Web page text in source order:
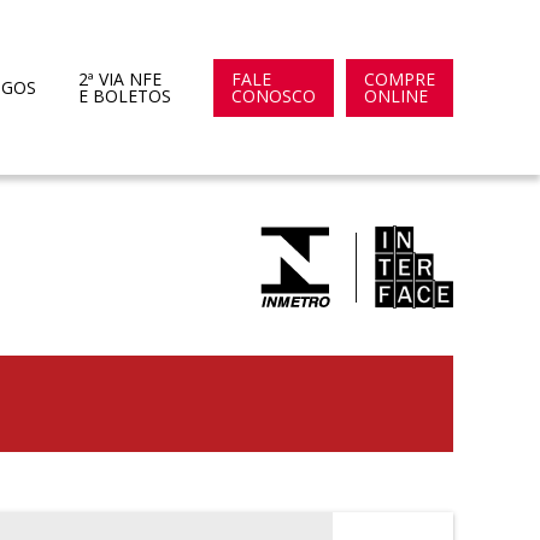
2ª VIA NFE
E BOLETOS
FALE
CONOSCO
COMPRE
ONLINE